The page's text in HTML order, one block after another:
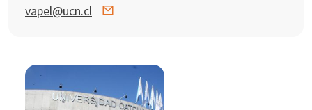
vapel@ucn.cl